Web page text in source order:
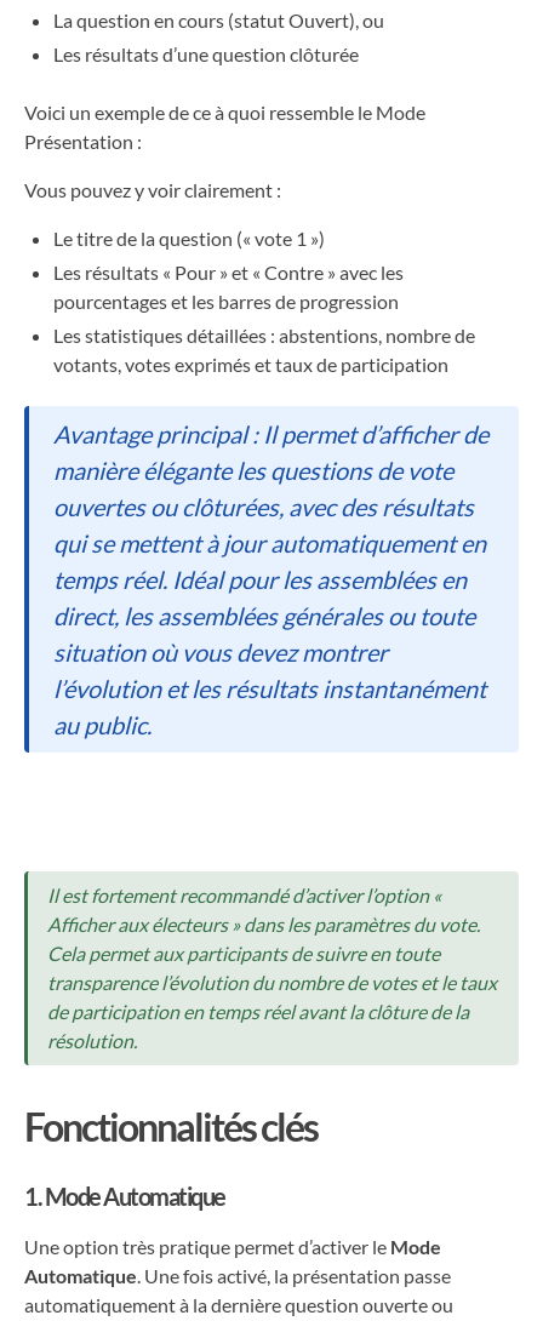
La question en cours (statut Ouvert), ou
Les résultats d’une question clôturée
Voici un exemple de ce à quoi ressemble le Mode
Présentation :
Vous pouvez y voir clairement :
Le titre de la question (« vote 1 »)
Les résultats « Pour » et « Contre » avec les
pourcentages et les barres de progression
Les statistiques détaillées : abstentions, nombre de
votants, votes exprimés et taux de participation
Avantage principal : Il permet d’afficher de
manière élégante les questions de vote
ouvertes ou clôturées, avec des résultats
qui se mettent à jour automatiquement en
temps réel. Idéal pour les assemblées en
direct, les assemblées générales ou toute
situation où vous devez montrer
l’évolution et les résultats instantanément
au public.
Il est fortement recommandé d’activer l’option «
Afficher aux électeurs » dans les paramètres du vote.
Cela permet aux participants de suivre en toute
transparence l’évolution du nombre de votes et le taux
de participation en temps réel avant la clôture de la
résolution.
Fonctionnalités clés
1. Mode Automatique
Une option très pratique permet d’activer le Mode
Automatique. Une fois activé, la présentation passe
automatiquement à la dernière question ouverte ou